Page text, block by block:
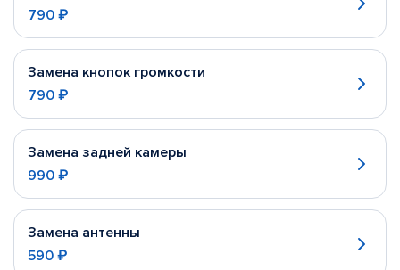
790 ₽
Замена кнопок громкости
790 ₽
Замена задней камеры
990 ₽
Замена антенны
590 ₽